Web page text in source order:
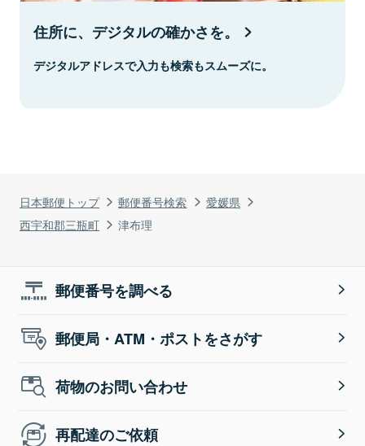
日本郵便トップ 郵便番号検索
愛媛県
西宇和郡三瓶町
津布理
住所に、デジタルの確かさを。
デジタルアドレスで入力も検索もスムーズに。
郵便番号を調べる
郵便局・ATM・ポストをさがす
荷物のお問い合わせ
再配達のご依頼